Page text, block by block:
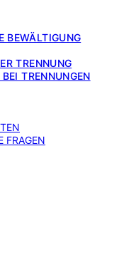
BEWÄLTIGUNG
TRENNUNG
TRENNUNGEN
FRAGEN